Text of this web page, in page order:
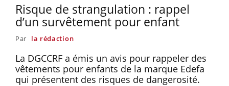
Risque de strangulation : rappel
d’un survêtement pour enfant
Par la rédaction
La DGCCRF a émis un avis pour rappeler des
vêtements pour enfants de la marque Edefa
qui présentent des risques de dangerosité.